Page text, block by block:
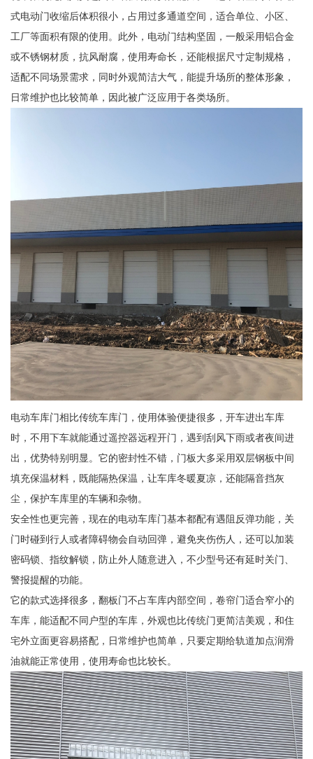
式电动门收缩后体积很小，占用过多通道空间，适合单位、小区、
工厂等面积有限的使用。此外，电动门结构坚固，一般采用铝合金
或不锈钢材质，抗风耐腐，使用寿命长，还能根据尺寸定制规格，
适配不同场景需求，同时外观简洁大气，能提升场所的整体形象，
日常维护也比较简单，因此被广泛应用于各类场所。
电动车库门相比传统车库门，使用体验便捷很多，开车进出车库
时，不用下车就能通过遥控器远程开门，遇到刮风下雨或者夜间进
出，优势特别明显。它的密封性不错，门板大多采用双层钢板中间
填充保温材料，既能隔热保温，让车库冬暖夏凉，还能隔音挡灰
尘，保护车库里的车辆和杂物。
安全性也更完善，现在的电动车库门基本都配有遇阻反弹功能，关
门时碰到行人或者障碍物会自动回弹，避免夹伤伤人，还可以加装
密码锁、指纹解锁，防止外人随意进入，不少型号还有延时关门、
警报提醒的功能。
它的款式选择很多，翻板门不占车库内部空间，卷帘门适合窄小的
车库，能适配不同户型的车库，外观也比传统门更简洁美观，和住
宅外立面更容易搭配，日常维护也简单，只要定期给轨道加点润滑
油就能正常使用，使用寿命也比较长。